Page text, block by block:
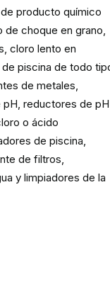
producto químico
de choque en grano,
cloro lento en
piscina de todo
de metales,
reductores de
o ácido
de piscina,
de filtros,
y limpiadores de la